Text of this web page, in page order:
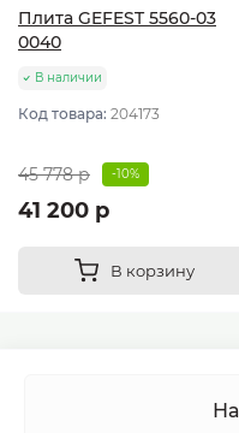
Плита GEFEST 5560-03
0040
В наличии
Код товара: 204173
45 778 р -10%
41 200 р
В корзину